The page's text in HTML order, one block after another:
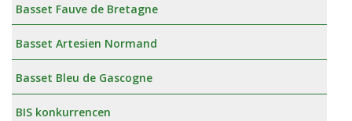
Basset Fauve de Bretagne
Basset Artesien Normand
Basset Bleu de Gascogne
BIS konkurrencen